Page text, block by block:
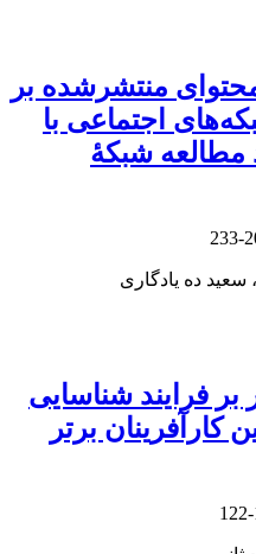
منتشرشده بر
اجتماعی با
مطالعه شبکۀ
سعید ده یادگاری
بر فرایند شناسایی
برتر